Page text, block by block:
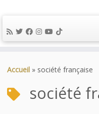
auAccueil » société française
société